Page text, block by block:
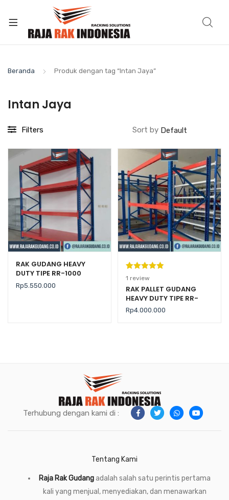
Beranda Produk dengan tag “Intan Jaya”
Intan Jaya
Filters Sort by
RAK GUDANG HEAVY
DUTY TIPE RR-1000
Rp5.550.000
Peringkat
5.00dari 5
berdasarka
n
1
penilaian
1 review
RAK PALLET GUDANG
HEAVY DUTY TIPE RR-
2000 KAPASITAS 2 TON /
LEVEL
Rp4.000.000
Terhubung dengan kami di :
Tentang Kami
Raja Rak Gudangadalah salah satu perintis pertama
kali yang menjual, menyediakan, dan menawarkan